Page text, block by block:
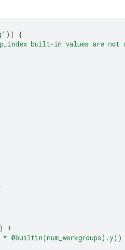
))
{
built-in values are
+
@builtin(num_workgroups).y))